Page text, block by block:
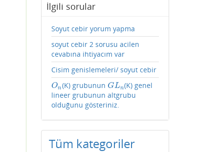
İlgili sorular
Soyut cebir yorum yapma
soyut cebir 2 sorusu acilen
cevabına ihtiyacım var
Cisim genislemeleri/ soyut cebir
On
On(K) grubunun GLn
GLn (K) genel
lineer grubunun altgrubu
olduğunu gösteriniz.
Tüm kategoriler